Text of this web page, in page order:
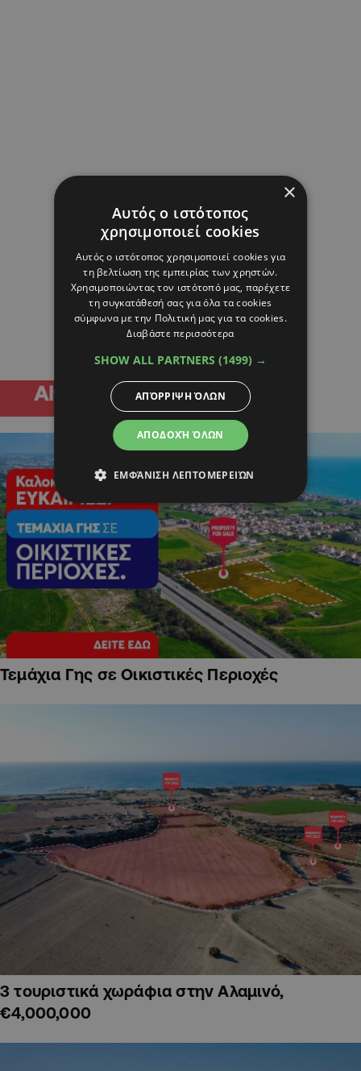
Τεμάχια Γης σε Οικιστικές Περιοχές
3 τουριστικά χωράφια στην Αλαμινό,
€4,000,000
×
Αυτός ο ιστότοπος
χρησιμοποιεί cookies
Αυτός ο ιστότοπος χρησιμοποιεί cookies για
τη βελτίωση της εμπειρίας των χρηστών.
Χρησιμοποιώντας τον ιστότοπό μας, παρέχετε
τη συγκατάθεσή σας για όλα τα cookies
σύμφωνα με την Πολιτική μας για τα cookies.
Διαβάστε περισσότερα
SHOW ALL PARTNERS (1499) →
ΑΠΟΔΟΧΉ ΌΛΩΝ
ΑΠΌΡΡΙΨΗ ΌΛΩΝ
ΕΜΦΆΝΙΣΗ ΛΕΠΤΟΜΕΡΕΙΏΝ